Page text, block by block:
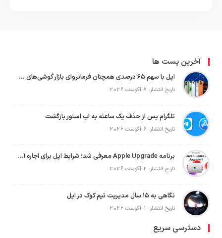
آخرین پست ها
اپل با سهم ۶۵ درصدی همچنان فرمانروای بازار گوشی‌های پریمیوم جهان است
تاریخ انتشار: 8 آگوست 2026
تلگرام پس از حذف یک ساعته به اپ استور بازگشت
تاریخ انتشار: 6 آگوست 2026
برنامه Apple Upgrade معرفی شد؛ شرایط اپل برای اجاره آیفون، آیپد، مک و اپل واچ
تاریخ انتشار: 2 آگوست 2026
نگاهی به ۱۵ سال مدیریت تیم کوک در اپل
تاریخ انتشار: 1 آگوست 2026
دسترسی سریع